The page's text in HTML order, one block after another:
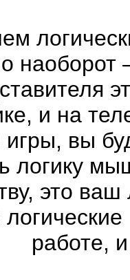
наоборот
и на
игры, вы
логику
это
работе,